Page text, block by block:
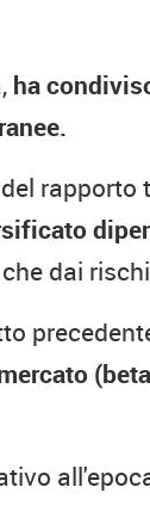
ha
rapporto
dai